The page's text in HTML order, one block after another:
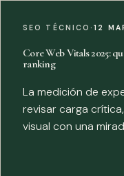
SEO TÉCNICO·12
Core Web Vitals 2025:
ranking
La medición de
revisar carga
visual con una